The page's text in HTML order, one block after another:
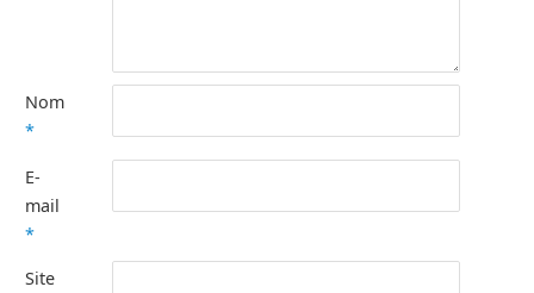
Nom
*
E-
mail
*
Site